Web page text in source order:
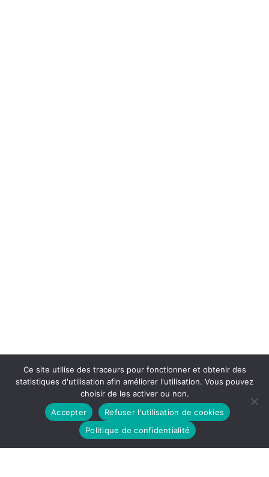
Ce site utilise des traceurs pour fonctionner et obtenir des
statistiques d'utilisation afin améliorer l'utilisation. Vous pouvez
choisir de les activer ou non.
Accepter
Refuser l'utilisation de cookies
Politique de confidentialité